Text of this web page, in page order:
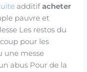
additifacheter
pauvre et
Les restos du
pour les
une messe
abus Pour de la